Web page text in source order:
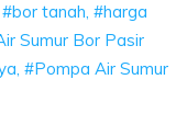
tanah, #harga
Sumur Bor Pasir
#Pompa Air Sumur